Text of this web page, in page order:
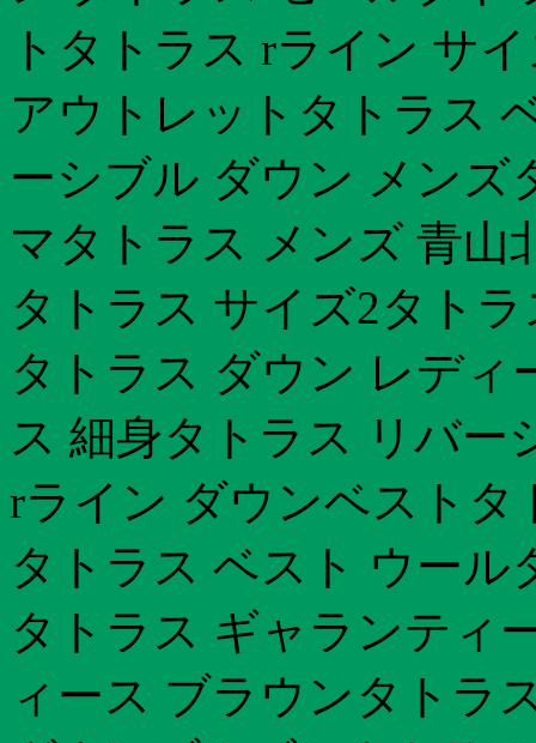
トタトラス rライン サ
アウトレットタトラス
ーシブル ダウン メンズ
マタトラス メンズ 青山
タトラス サイズ2タト
タトラス ダウン レディ
ス 細身タトラス リバー
rライン ダウンベストタ
タトラス ベスト ウール
タトラス ギャランティ
ィース ブラウンタトラ